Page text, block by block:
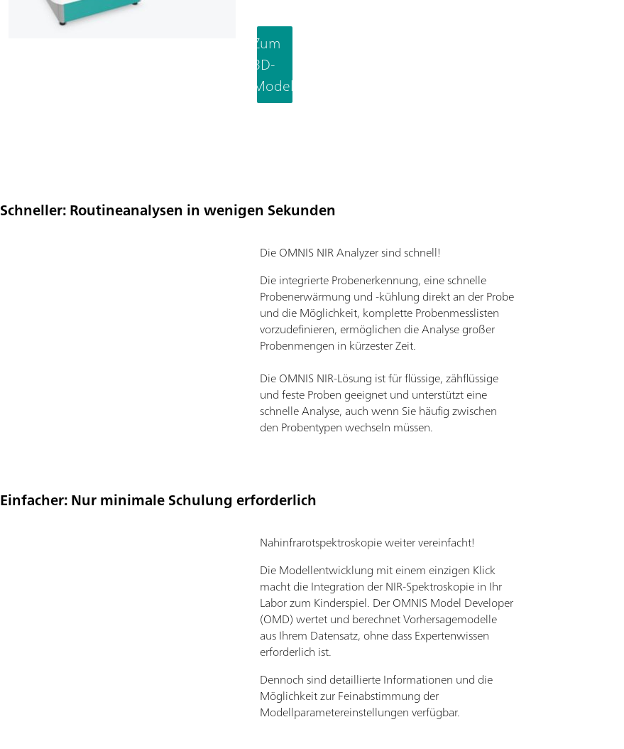
Zum
3D-
Modell
Schneller: Routineanalysen in wenigen Sekunden
Die OMNIS NIR Analyzer sind schnell!
Die integrierte Probenerkennung, eine schnelle
Probenerwärmung und -kühlung direkt an der Probe
und die Möglichkeit, komplette Probenmesslisten
vorzudefinieren, ermöglichen die Analyse großer
Probenmengen in kürzester Zeit.
Die OMNIS NIR-Lösung ist für flüssige, zähflüssige
und feste Proben geeignet und unterstützt eine
schnelle Analyse, auch wenn Sie häufig zwischen
den Probentypen wechseln müssen.
Einfacher: Nur minimale Schulung erforderlich
Nahinfrarotspektroskopie weiter vereinfacht!
Die Modellentwicklung mit einem einzigen Klick
macht die Integration der NIR-Spektroskopie in Ihr
Labor zum Kinderspiel. Der OMNIS Model Developer
(OMD) wertet und berechnet Vorhersagemodelle
aus Ihrem Datensatz, ohne dass Expertenwissen
erforderlich ist.
Dennoch sind detaillierte Informationen und die
Möglichkeit zur Feinabstimmung der
Modellparametereinstellungen verfügbar.